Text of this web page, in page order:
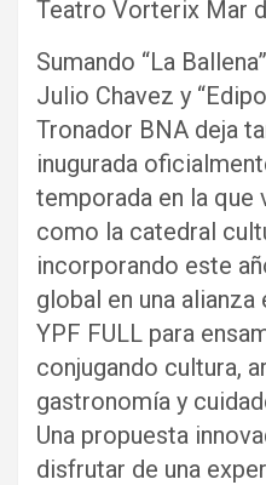
Teatro Vorterix Mar
Sumando “La
Julio Chavez y
Tronador BNA deja
inugurada
temporada en la que
como la catedral
incorporando este
global en una
YPF FULL para
conjugando cultura,
gastronomía y
Una propuesta
disfrutar de una